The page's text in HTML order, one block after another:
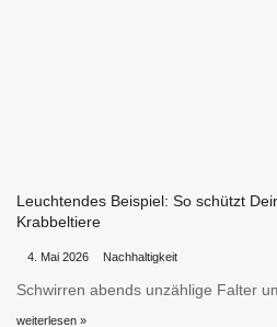
Leuchtendes Beispiel: So schützt
Krabbeltiere
4. Mai 2026 Nachhaltigkeit
Schwirren abends unzählige Falter
weiterlesen »